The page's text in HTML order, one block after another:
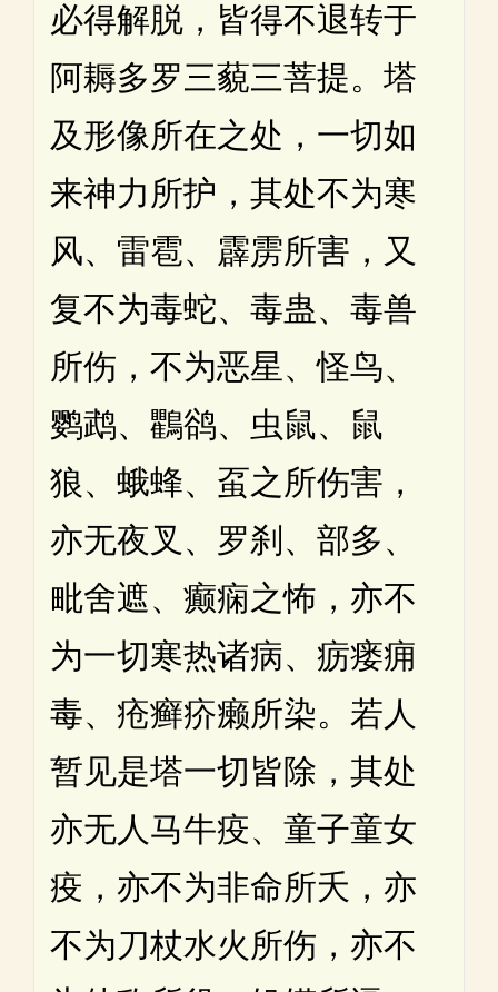
必得解脱，皆得不退转于
阿耨多罗三藐三菩提。塔
及形像所在之处，一切如
来神力所护，其处不为寒
风、雷雹、霹雳所害，又
复不为毒蛇、毒蛊、毒兽
所伤，不为恶星、怪鸟、
鹦鹉、鸜鹆、虫鼠、鼠
狼、蛾蜂、虿之所伤害，
亦无夜叉、罗刹、部多、
毗舍遮、癫痫之怖，亦不
为一切寒热诸病、疬瘘痈
毒、疮癣疥癞所染。若人
暂见是塔一切皆除，其处
亦无人马牛疫、童子童女
疫，亦不为非命所夭，亦
不为刀杖水火所伤，亦不